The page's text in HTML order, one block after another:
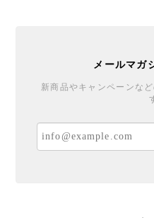
メールマガ
新商品やキャンペーンな